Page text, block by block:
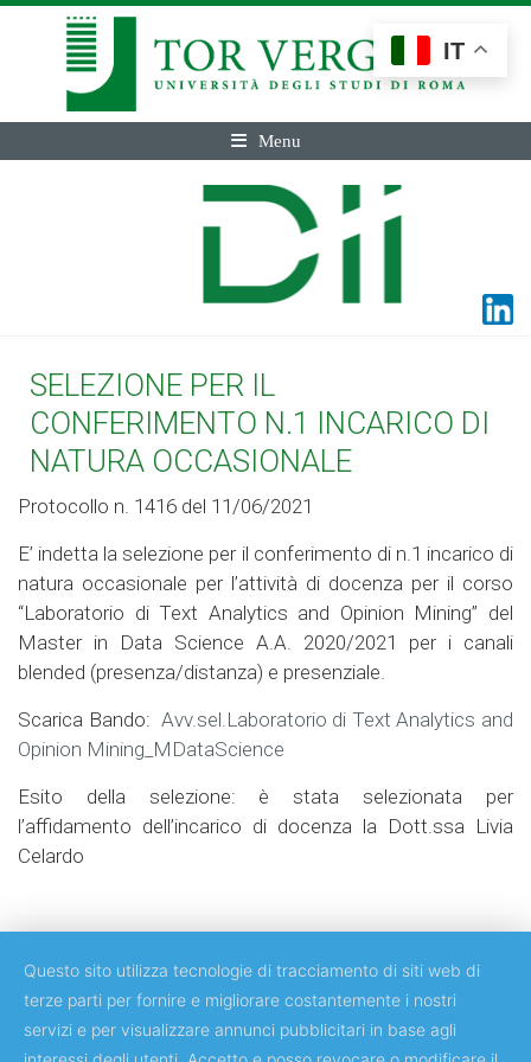
Menu
SELEZIONE PER IL
CONFERIMENTO N.1 INCARICO DI
NATURA OCCASIONALE
Protocollo n. 1416 del 11/06/2021
E’ indetta la selezione per il conferimento di n.1 incarico di
natura occasionale per l’attività di docenza per il corso
“Laboratorio di Text Analytics and Opinion Mining” del
Master in Data Science A.A. 2020/2021 per i canali
blended (presenza/distanza) e presenziale.
Scarica Bando: Avv.sel.Laboratorio di Text Analytics and
Opinion Mining_MDataScience
Esito della selezione: è stata selezionata per
l’affidamento dell’incarico di docenza la Dott.ssa Livia
Celardo
Copyright © 2018 Università degli Studi di Roma Tor Vergata
IT
Questo sito utilizza tecnologie di tracciamento di siti web di
terze parti per fornire e migliorare costantemente i nostri
servizi e per visualizzare annunci pubblicitari in base agli